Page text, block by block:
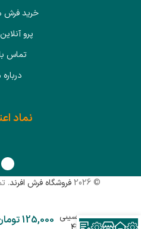
خرید فرش
پرو
تماس
نماد
© 2026 فروشگاه فرش افرند.
فرش ماشینی 125,000